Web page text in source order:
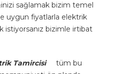
sağlamak bizim temel
uygun fiyatlarla elektrik
istiyorsanız bizimle irtibat
Tamircisi
tüm bu